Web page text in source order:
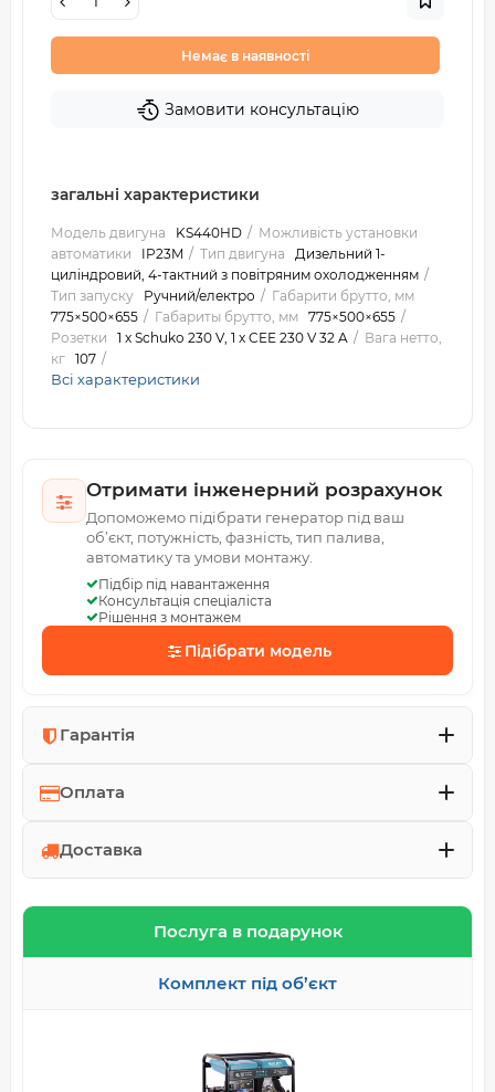
Немає в наявності
Замовити консультацію
загальні характеристики
Модель двигуна KS440HD
Можливість установки
автоматики
IP23M Тип двигуна
Дизельний 1-
циліндровий, 4-тактний з повітряним охолодженням
Тип запуску
Ручний/електро
Габарити брутто, мм
775×500×655
Габариты брутто, мм 775×500×655
Розетки
1 x Schuko 230 V, 1 x CEE 230 V 32 A
Вага нетто,
кг 107
Всі характеристики
Отримати інженерний розрахунок
Допоможемо підібрати генератор під ваш
об’єкт, потужність, фазність, тип палива,
автоматику та умови монтажу.
Підбір під навантаження
Консультація спеціаліста
Рішення з монтажем
Підібрати модель
Гарантія
Оплата
Доставка
Послуга в подарунок
Комплект під об’єкт